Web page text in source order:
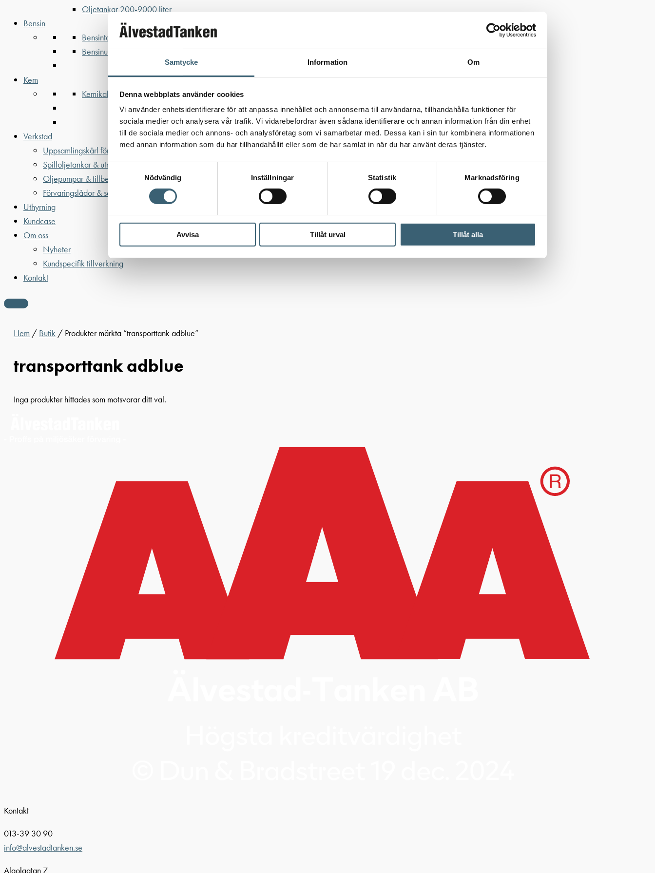
Samtycke Information Om
Denna webbplats använder cookies
Vi använder enhetsidentifierare för att anpassa innehållet och annonserna till användarna, tillhandahålla funktioner för
sociala medier och analysera vår trafik. Vi vidarebefordrar även sådana identifierare och annan information från din enhet
till de sociala medier och annons- och analysföretag som vi samarbetar med. Dessa kan i sin tur kombinera informationen
med annan information som du har tillhandahållit eller som de har samlat in när du har använt deras tjänster.
Samtyckesval
Nödvändig
Inställningar Statistik Marknadsföring
Avvisa Tillåt urval Tillåt alla
Oljetankar 200-9000 liter
Bensin
Bensintankar
Bensinutrustning
Kem
Kemikalietankar
Verkstad
Uppsamlingskärl för fat & IBC
Spilloljetankar & utrustning
Oljepumpar & tillbehör
Förvaringslådor & sandlådor
Uthyrning
Kundcase
Om oss
Nyheter
Kundspecifik tillverkning
Kontakt
Hem / Butik / Produkter märkta ”transporttank adblue”
transporttank adblue
Inga produkter hittades som motsvarar ditt val.
Kontakt
013-39 30 90
info@alvestadtanken.se
Algolgatan 7